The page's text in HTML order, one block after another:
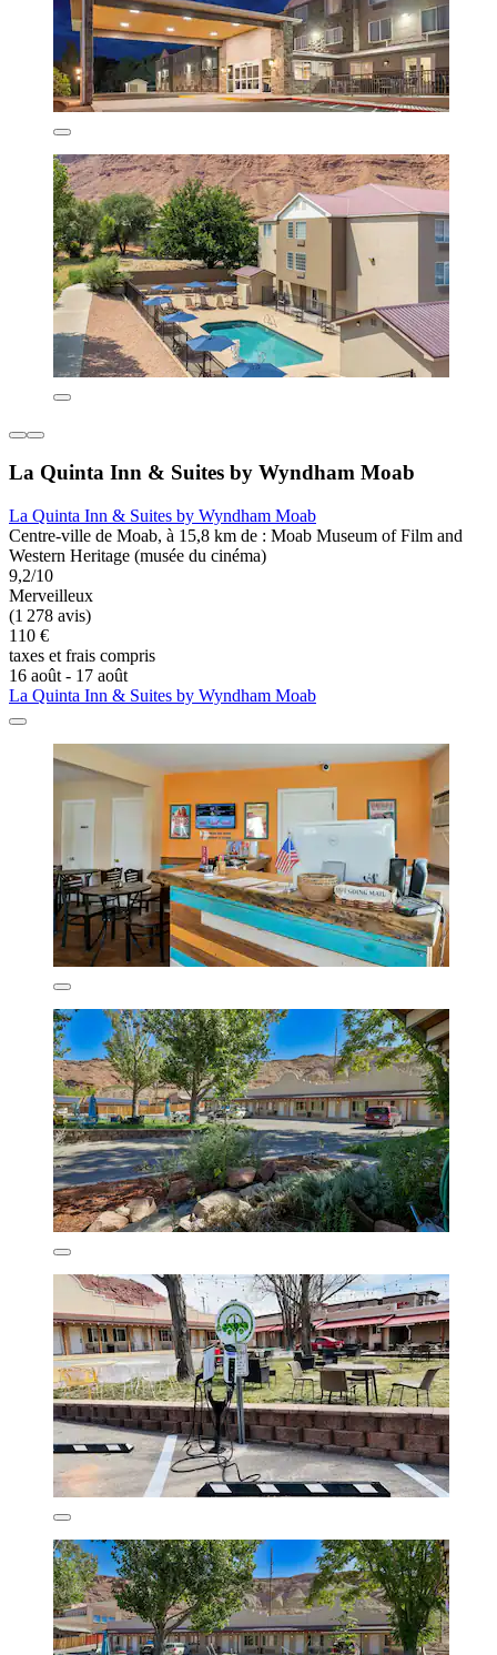
La Quinta Inn & Suites by Wyndham Moab
La Quinta Inn & Suites by Wyndham Moab
Centre-ville de Moab, à 15,8 km de : Moab Museum of Film and
Western Heritage (musée du cinéma)
9,2/10
Merveilleux
(1 278 avis)
110 €
taxes et frais compris
16 août - 17 août
La Quinta Inn & Suites by Wyndham Moab